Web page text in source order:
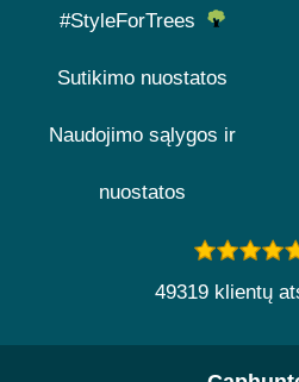
#StyleForTrees
Sutikimo nuostatos
Naudojimo sąlygos ir
nuostatos
49319 klientų